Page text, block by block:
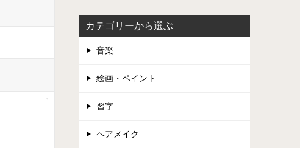
カテゴリーから選ぶ
音楽
絵画・ペイント
習字
ヘアメイク